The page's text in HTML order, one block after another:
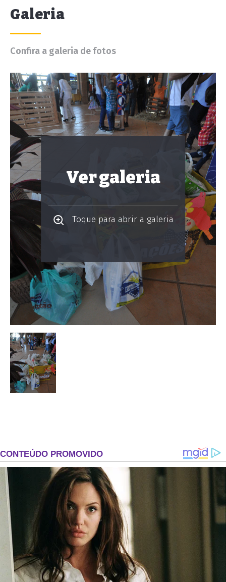
Galeria
Confira a galeria de fotos
Ver galeria
Toque para abrir a galeria